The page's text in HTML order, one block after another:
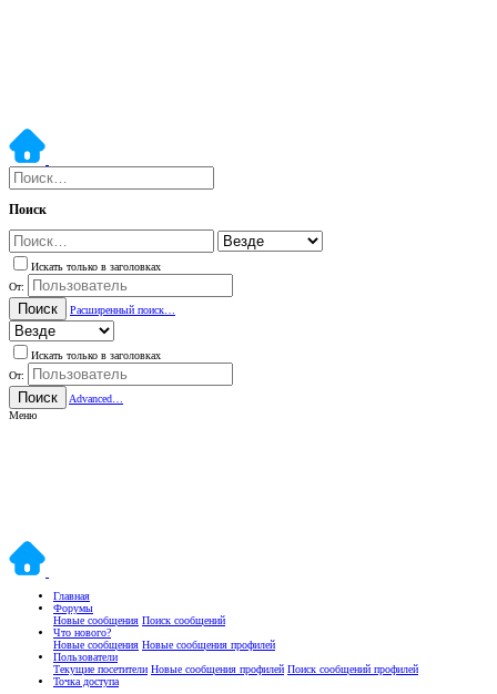
Поиск
Искать только в заголовках
От:
Поиск Расширенный поиск…
Искать только в заголовках
От:
Поиск
Advanced…
Меню
Главная
Форумы
Новые сообщения Поиск сообщений
Что нового?
Новые сообщения Новые сообщения профилей
Пользователи
Текущие посетители Новые сообщения профилей Поиск сообщений профилей
Точка доступа